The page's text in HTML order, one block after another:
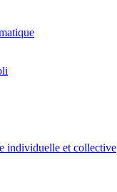
individuelle et collective